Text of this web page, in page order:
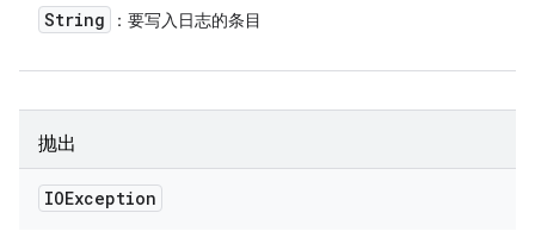
String ：要写入日志的条目
抛出
IOException